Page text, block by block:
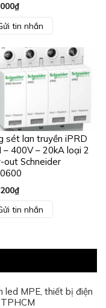
₫
tin nhắn
sét lan truyền iPRD
– 400V – 20kA loại 2
out Schneider
₫
tin nhắn
led MPE, thiết bị điện